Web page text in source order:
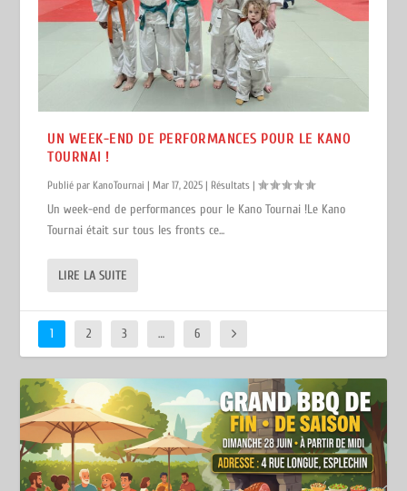
UN WEEK-END DE PERFORMANCES POUR LE KANO
TOURNAI !
Publié par KanoTournai |Mar 17, 2025 | Résultats |
Un week-end de performances pour le Kano Tournai !Le Kano
Tournai était sur tous les fronts ce...
LIRE LA SUITE
1 2 3 … 6